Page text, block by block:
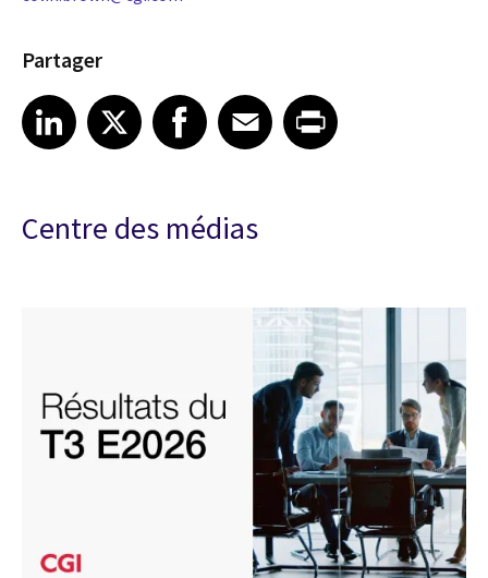
Partager
Share article on LinkedIn
LinkedIn
Share article on XShare article on Facebook
Facebook
Share article on Email
EmailShare article on Print
Centre des médias